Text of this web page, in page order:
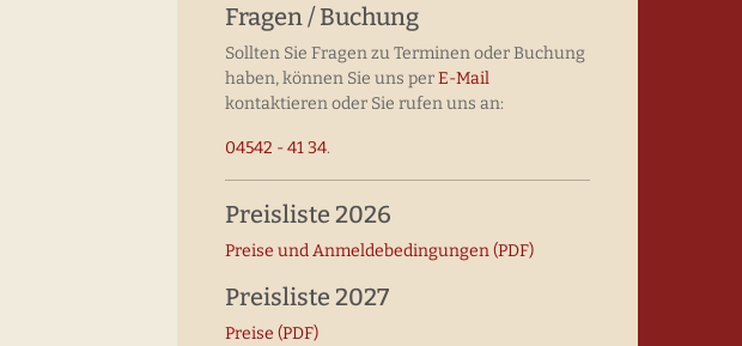
Fragen / Buchung
Sollten Sie Fragen zu Terminen oder Buchung
haben, können Sie uns perE-Mail
kontaktieren oder Sie rufen uns an:
04542 - 41 34.
Preisliste 2026
Preise und Anmelde­bedingungen (PDF)
Preisliste 2027
Preise (PDF)